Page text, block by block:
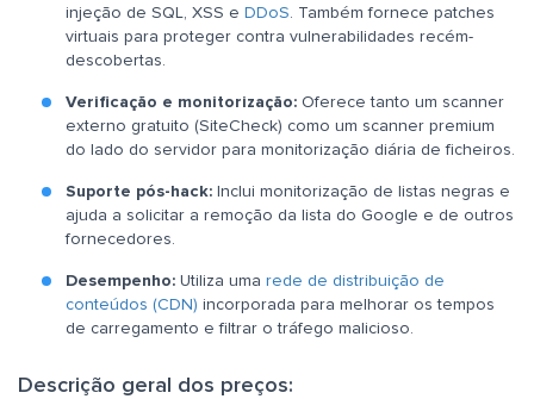
injeção de SQL, XSS e DDoS. Também fornece patches
virtuais para proteger contra vulnerabilidades recém-
descobertas.
Verificação e monitorização: Oferece tanto um scanner
externo gratuito (SiteCheck) como um scanner premium
do lado do servidor para monitorização diária de ficheiros.
Suporte pós-hack: Inclui monitorização de listas negras e
ajuda a solicitar a remoção da lista do Google e de outros
fornecedores.
Desempenho: Utiliza uma rede de distribuição de
conteúdos (CDN) incorporada para melhorar os tempos
de carregamento e filtrar o tráfego malicioso.
Descrição geral dos preços: